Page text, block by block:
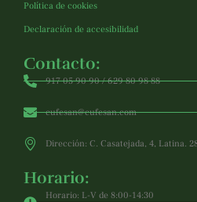
Política de cookies
Declaración de accesibilidad
Contacto:
917 05 90 90 / 629 80 98 88
cufesan@cufesan.com
Dirección: C. Casatejada, 4, Latina.
Horario:
Horario: L-V de 8:00-14:30